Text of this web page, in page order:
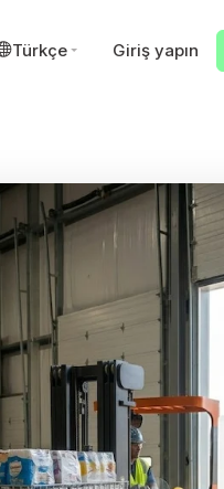
Türkçe Giriş yapın